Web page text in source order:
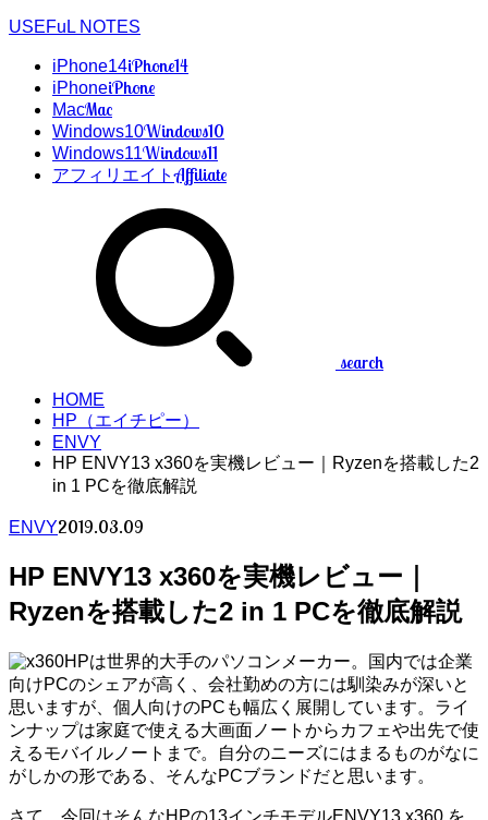
USEFuL NOTES
iPhone14iPhone14
iPhoneiPhone
MacMac
Windows10Windows10
Windows11Windows11
アフィリエイトAffiliate
search
HOME
HP（エイチピー）
ENVY
HP ENVY13 x360を実機レビュー｜Ryzenを搭載した2
in 1 PCを徹底解説
ENVY2019.03.09
HP ENVY13 x360を実機レビュー｜
Ryzenを搭載した2 in 1 PCを徹底解説
HPは世界的大手のパソコンメーカー。国内では企業
向けPCのシェアが高く、会社勤めの方には馴染みが深いと
思いますが、個人向けのPCも幅広く展開しています。ライ
ンナップは家庭で使える大画面ノートからカフェや出先で使
えるモバイルノートまで。自分のニーズにはまるものがなに
がしかの形である、そんなPCブランドだと思います。
さて、今回はそんなHPの13インチモデルENVY13 x360 を